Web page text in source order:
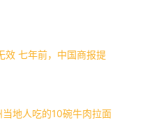
效 七年前，中国商报提
地人吃的10碗牛肉拉面